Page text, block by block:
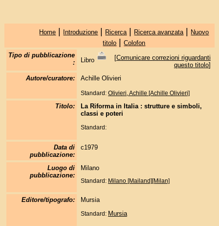
Home | Introduzione | Ricerca | Ricerca avanzata | Nuovo
titolo |Colofon
Tipo di pubblicazione
:
Libro [Comunicare correzioni riguardanti
questo titolo]
Autore/curatore:
Achille Olivieri
Standard: Olivieri, Achille [Achille Olivieri]
Titolo:
La Riforma in Italia : strutture e simboli,
classi e poteri
Standard:
Data di
pubblicazione:
c1979
Luogo di
pubblicazione:
Milano
Standard: Milano [Mailand][Milan]
Editore/tipografo: Mursia
Standard: Mursia